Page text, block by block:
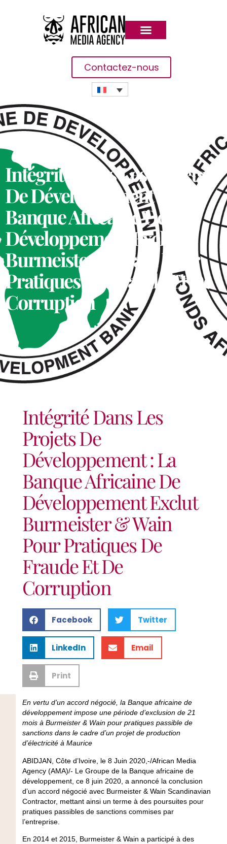
Contactez-nous
Intégrité Dans Les Projets
De Développement : La
Banque Africaine De
Développement Exclut
Burmeister & Wain Pour
Pratiques De Fraude Et De
Corruption
Intégrité Dans Les
Projets De
Développement : La
Banque Africaine De
Développement Exclut
Burmeister & Wain
Pour Pratiques De
Fraude Et De
Corruption
Facebook Twitter
LinkedIn Email
Print
En vertu d’un accord négocié, la Banque africaine de
développement impose une période d’exclusion de 21
mois à Burmeister & Wain pour pratiques passible de
sanctions dans le cadre d’un projet de production
d’électricité à Maurice
ABIDJAN, Côte d’Ivoire, le 8 Juin 2020,-/African Media
Agency (AMA)/- Le Groupe de la Banque africaine de
développement, ce 8 juin 2020, a annoncé la conclusion
d’un accord négocié avec Burmeister & Wain Scandinavian
Contractor, mettant ainsi un terme à des poursuites pour
pratiques passibles de sanctions commises par
l’entreprise.
En 2014 et 2015, Burmeister & Wain a participé à des